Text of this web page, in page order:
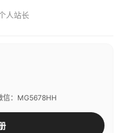
人站长
信：MG5678HH